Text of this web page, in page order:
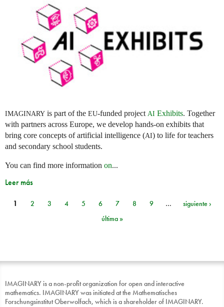
IMAGINARY is part of the EU-funded project AI Exhibits. Together
with partners across Europe, we develop hands-on exhibits that
bring core concepts of artificial intelligence (AI) to life for teachers
and secondary school students.
You can find more information on...
Leer más
Páginas
1 2 3 4 5 6 7 8 9 …
siguiente ›
última »
IMAGINARY is a non-profit organization for open and interactive
mathematics. IMAGINARY was initiated at the Mathematisches
Forschungsinstitut Oberwolfach, which is a shareholder of IMAGINARY.